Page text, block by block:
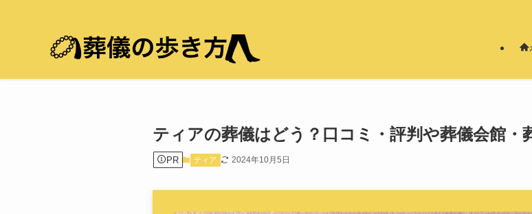
ティアの葬儀はどう？口コミ・評判や葬儀会館・
PR ティア 2024年10月5日